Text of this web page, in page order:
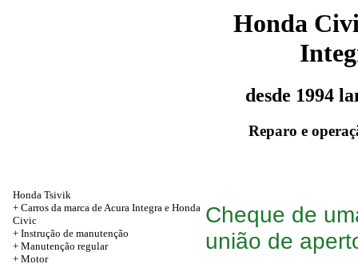
Honda
desde 1994
Reparo e
Honda Tsivik
+ Carros da marca de Acura Integra e Honda
Civic
+ Instrução de manutenção
+ Manutenção regular
+ Motor
Cheque de
união de